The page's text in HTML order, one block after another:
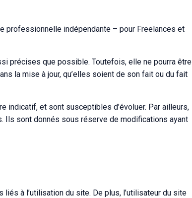
professionnelle indépendante – pour Freelances et
précises que possible. Toutefois, elle ne pourra être
la mise à jour, qu’elles soient de son fait ou du fait
indicatif, et sont susceptibles d’évoluer. Par ailleurs,
Ils sont donnés sous réserve de modifications ayant
à l’utilisation du site. De plus, l’utilisateur du site